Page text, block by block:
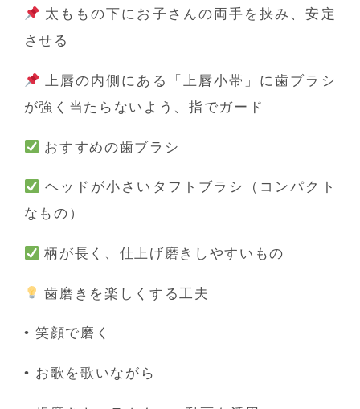
太ももの下にお子さんの両手を挟み、安定
させる
上唇の内側にある「上唇小帯」に歯ブラシ
が強く当たらないよう、指でガード
おすすめの歯ブラシ
ヘッドが小さいタフトブラシ（コンパクト
なもの）
柄が長く、仕上げ磨きしやすいもの
歯磨きを楽しくする工夫
•笑顔で磨く
• お歌を歌いながら